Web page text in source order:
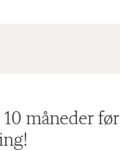
måneder før